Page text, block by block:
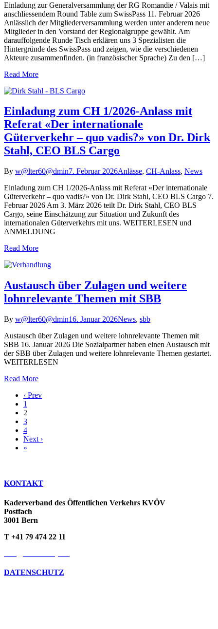
Einladung zur Generalversammlung der RG Romandie / Valais mit
anschliessendem Round Table zum SwissPass 11. Februar 2026
Anlässlich der Mitgliederversammlung werden unter anderem neue
Mitglieder in den Vorstand der Regionalgruppe gewählt. Am
darauffolgende Runde Tisch erklären uns 3 Spezialisten die
Hintergründe des SwissPass und zeigen, wie die verschiedenen
Akteure zusammenfinden. (in französischer Sprache) Zu den […]
Read More
Einladung zum CH 1/2026-Anlass mit
Referat «Der internationale
Güterverkehr – quo vadis?» von Dr. Dirk
Stahl, CEO BLS Cargo
By w@lter60@dmin7. Februar 2026Anlässe, CH-Anlass, News
Einladung zum CH 1/2026-Anlass mit Referat «Der internationale
Güterverkehr – quo vadis?» von Dr. Dirk Stahl, CEO BLS Cargo 7.
Februar 2026 Am 3. März 2026 teilt Dr. Dirk Stahl, CEO BLS
Cargo, seine Einschätzung zur Situation und Zukunft des
internationalen Güterverkehrs mit uns. WEITERLESEN und
ANMELDUNG
Read More
Austausch über Zulagen und weitere
lohnrelevante Themen mit SBB
By w@lter60@dmin16. Januar 2026News, sbb
Austausch über Zulagen und weitere lohnrelevante Themen mit
SBB 16. Januar 2026 Die Sozialpartner haben einen Austausch mit
der SBB über Zulagen und weitere lohnrelevante Themen gestartet.
WEITERLESEN
Read More
‹ Prev
1
2
3
4
Next ›
»
KONTAKT
Kaderverband des Öffentlichen Verkehrs KVÖV
Postfach
3001 Bern
T +41 79 474 22 11
DATENSCHUTZ